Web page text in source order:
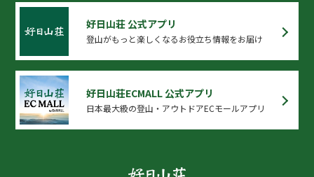
好日山荘 公式アプリ
登山がもっと楽しくなるお役立ち情報をお届け
好日山荘ECMALL 公式アプリ
日本最大級の登山・アウトドアECモールアプリ